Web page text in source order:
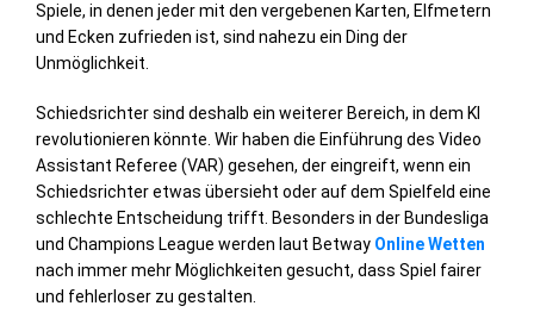
Spiele, in denen jeder mit den vergebenen Karten, Elfmetern
und Ecken zufrieden ist, sind nahezu ein Ding der
Unmöglichkeit.
Schiedsrichter sind deshalb ein weiterer Bereich, in dem KI
revolutionieren könnte. Wir haben die Einführung des Video
Assistant Referee (VAR) gesehen, der eingreift, wenn ein
Schiedsrichter etwas übersieht oder auf dem Spielfeld eine
schlechte Entscheidung trifft. Besonders in der Bundesliga
und Champions League werden laut Betway Online Wetten
nach immer mehr Möglichkeiten gesucht, dass Spiel fairer
und fehlerloser zu gestalten.